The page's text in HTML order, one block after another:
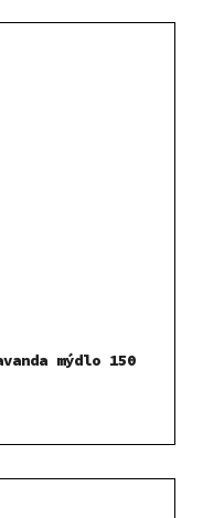
mýdlo 150